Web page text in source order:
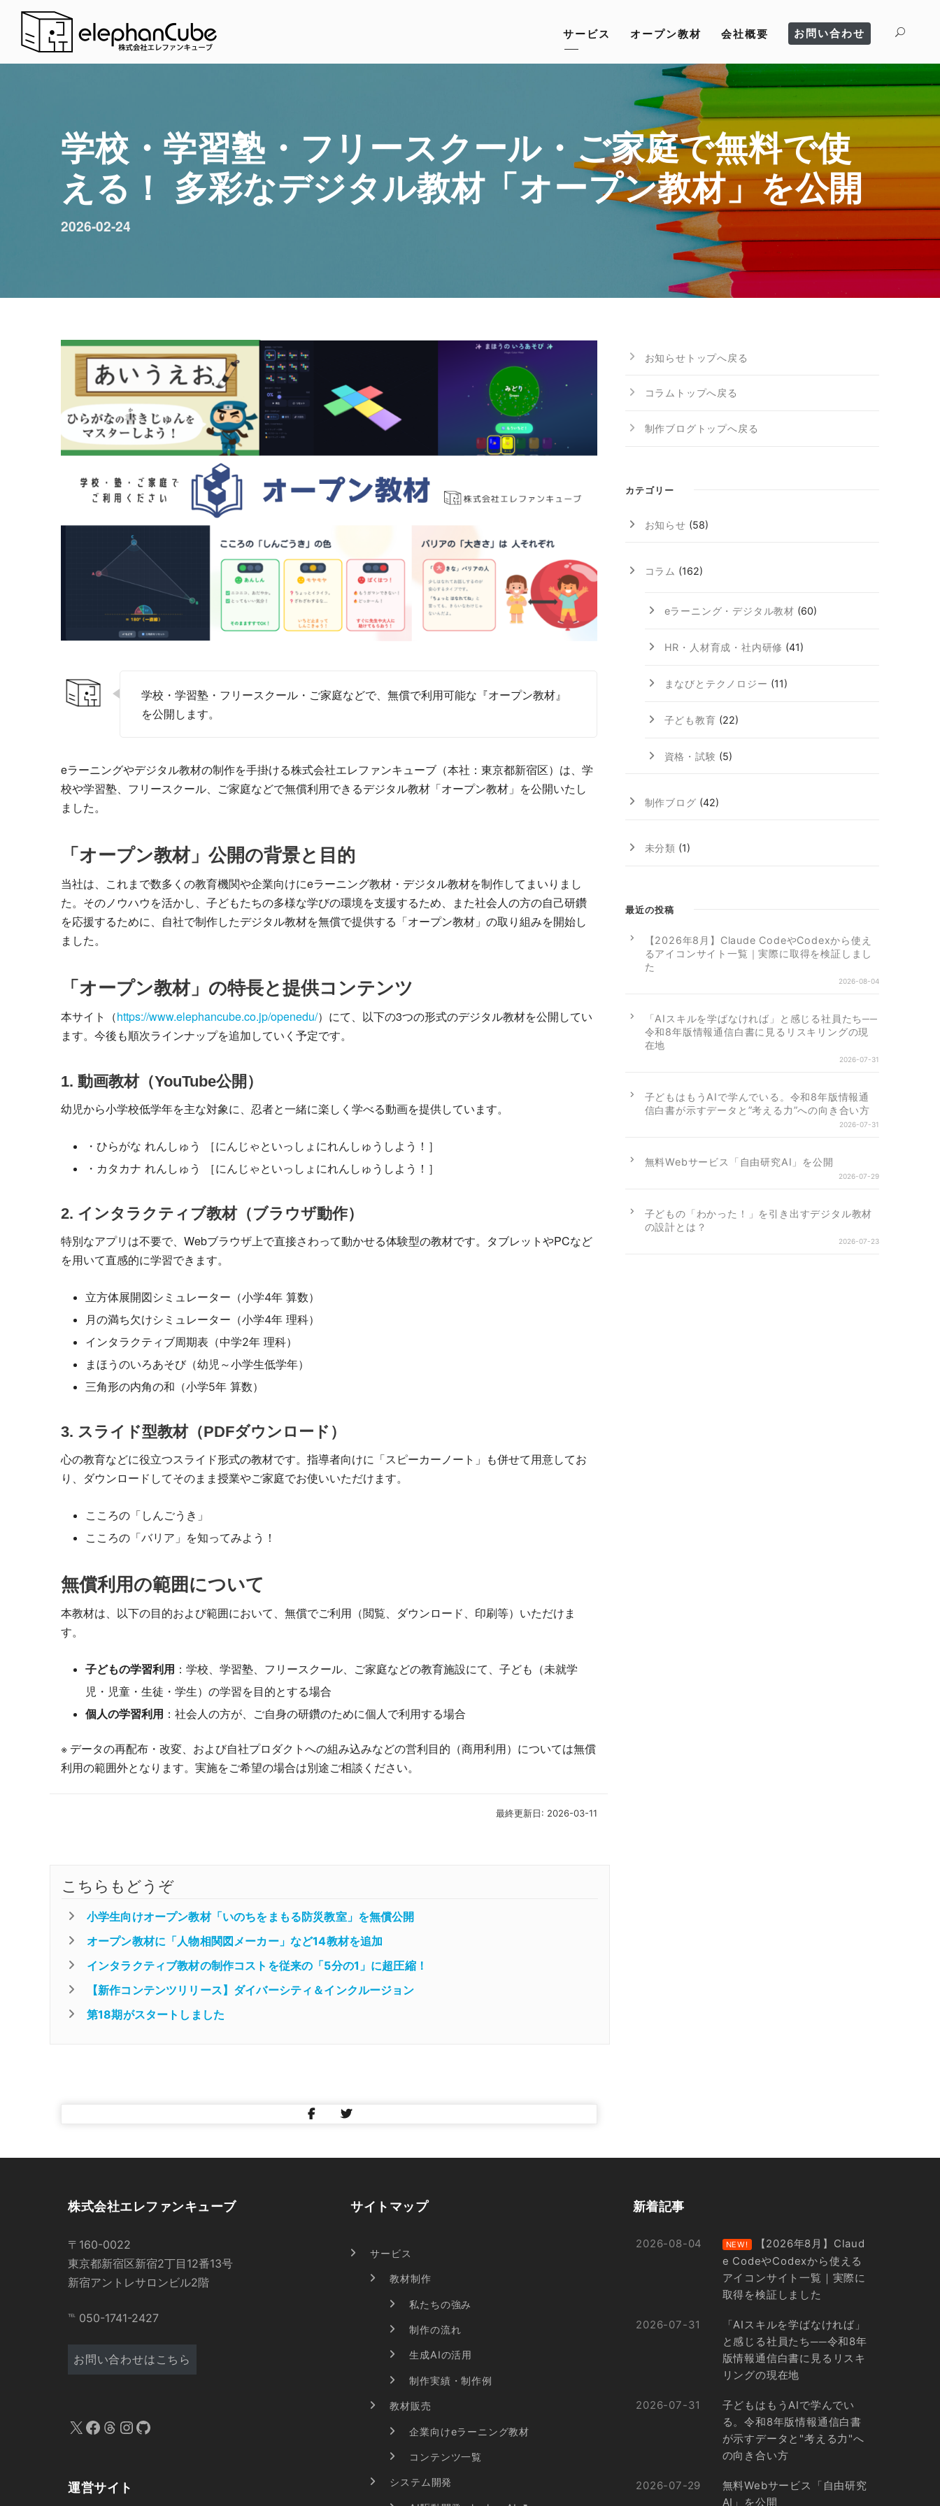
サービス オープン教材 会社概要 お問い合わせ
学校・学習塾・フリースクール・ご家庭で無料で使
える！ 多彩なデジタル教材「オープン教材」を公開
2026-02-24
学校・学習塾・フリースクール・ご家庭などで、無償で利用可能な『オープン教材』
を公開します。
eラーニングやデジタル教材の制作を手掛ける株式会社エレファンキューブ（本社：東京都新宿区）は、学
校や学習塾、フリースクール、ご家庭などで無償利用できるデジタル教材「オープン教材」を公開いたし
ました。
「オープン教材」公開の背景と目的
当社は、これまで数多くの教育機関や企業向けにeラーニング教材・デジタル教材を制作してまいりまし
た。そのノウハウを活かし、子どもたちの多様な学びの環境を支援するため、また社会人の方の自己研鑽
を応援するために、自社で制作したデジタル教材を無償で提供する「オープン教材」の取り組みを開始し
ました。
「オープン教材」の特長と提供コンテンツ
本サイト（https://www.elephancube.co.jp/openedu/）にて、以下の3つの形式のデジタル教材を公開してい
ます。今後も順次ラインナップを追加していく予定です。
1. 動画教材（YouTube公開）
幼児から小学校低学年を主な対象に、忍者と一緒に楽しく学べる動画を提供しています。
・ひらがな れんしゅう ［にんじゃといっしょにれんしゅうしよう！］
・カタカナ れんしゅう ［にんじゃといっしょにれんしゅうしよう！］
2. インタラクティブ教材（ブラウザ動作）
特別なアプリは不要で、Webブラウザ上で直接さわって動かせる体験型の教材です。タブレットやPCなど
を用いて直感的に学習できます。
立方体展開図シミュレーター（小学4年 算数）
月の満ち欠けシミュレーター（小学4年 理科）
インタラクティブ周期表（中学2年 理科）
まほうのいろあそび（幼児～小学生低学年）
三角形の内角の和（小学5年 算数）
3. スライド型教材（PDFダウンロード）
心の教育などに役立つスライド形式の教材です。指導者向けに「スピーカーノート」も併せて用意してお
り、ダウンロードしてそのまま授業やご家庭でお使いいただけます。
こころの「しんごうき」
こころの「バリア」を知ってみよう！
無償利用の範囲について
本教材は、以下の目的および範囲において、無償でご利用（閲覧、ダウンロード、印刷等）いただけま
す。
子どもの学習利用 ：学校、学習塾、フリースクール、ご家庭などの教育施設にて、子ども（未就学
児・児童・生徒・学生）の学習を目的とする場合
個人の学習利用 ：社会人の方が、ご自身の研鑽のために個人で利用する場合
※ データの再配布・改変、および自社プロダクトへの組み込みなどの営利目的（商用利用）については無償
利用の範囲外となります。実施をご希望の場合は別途ご相談ください。
最終更新日: 2026-03-11
こちらもどうぞ
小学生向けオープン教材「いのちをまもる防災教室」を無償公開
オープン教材に「人物相関図メーカー」など14教材を追加
インタラクティブ教材の制作コストを従来の「5分の1」に超圧縮！
【新作コンテンツリリース】ダイバーシティ＆インクルージョン
第18期がスタートしました
お知らせトップへ戻る
コラムトップへ戻る
制作ブログトップへ戻る
カテゴリー
お知らせ (58)
コラム (162)
eラーニング・デジタル教材 (60)
HR・人材育成・社内研修 (41)
まなびとテクノロジー (11)
子ども教育 (22)
資格・試験 (5)
制作ブログ (42)
未分類 (1)
最近の投稿
【2026年8月】Claude CodeやCodexから使え
るアイコンサイト一覧｜実際に取得を検証しまし
た
2026-08-04
「AIスキルを学ばなければ」と感じる社員たち──
令和8年版情報通信白書に見るリスキリングの現
在地
2026-07-31
子どもはもうAIで学んでいる。令和8年版情報通
信白書が示すデータと”考える力”への向き合い方
2026-07-31
無料Webサービス「自由研究AI」を公開
2026-07-29
子どもの「わかった！」を引き出すデジタル教材
の設計とは？
2026-07-23
株式会社エレファンキューブ
〒160-0022
東京都新宿区新宿2丁目12番13号
新宿アントレサロンビル2階
℡ 050-1741-2427
お問い合わせはこちら
X Facebook Threads InstagramGitHub
運営サイト
サイトマップ
サービス
教材制作
私たちの強み
制作の流れ
生成AIの活用
制作実績・制作例
教材販売
企業向けeラーニング教材
コンテンツ一覧
システム開発
新着記事
2026-08-04 NEW! 【2026年8月】Claud
e CodeやCodexから使える
アイコンサイト一覧｜実際に
取得を検証しました
2026-07-31
「AIスキルを学ばなければ」
と感じる社員たち──令和8年
版情報通信白書に見るリスキ
リングの現在地
2026-07-31
子どもはもうAIで学んでい
る。令和8年版情報通信白書
が示すデータと"考える力"へ
の向き合い方
2026-07-29
無料Webサービス「自由研究
AI」を公開